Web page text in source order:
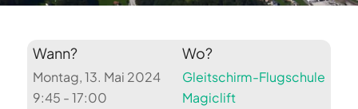
Wann?
Montag, 13. Mai 2024
9:45 - 17:00
Wo?
Gleitschirm-Flugschule
Magiclift